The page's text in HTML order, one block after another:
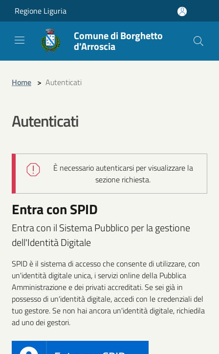
Regione Liguria
Comune di Borghetto
d'Arroscia
Home > Autenticati
Autenticati
È necessario autenticarsi per visualizzare la
sezione richiesta.
Entra con SPID
Entra con il Sistema Pubblico per la gestione
dell'Identità Digitale
SPID è il sistema di accesso che consente di utilizzare, con
un'identità digitale unica, i servizi online della Pubblica
Amministrazione e dei privati accreditati. Se sei già in
possesso di un'identità digitale, accedi con le credenziali del
tuo gestore. Se non hai ancora un'identità digitale, richiedila
ad uno dei gestori.